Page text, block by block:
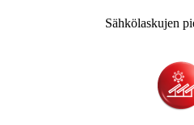
Sähkölaskujen